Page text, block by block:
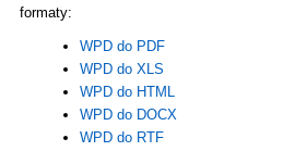
formaty:
WPD do PDF
WPD do XLS
WPD do HTML
WPD do DOCX
WPD do RTF